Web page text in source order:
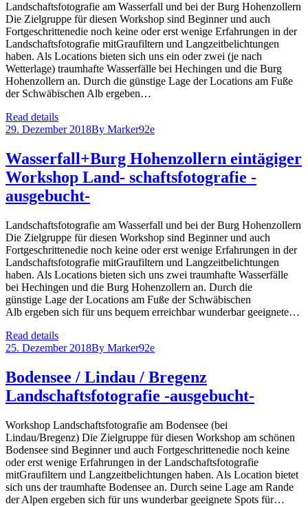
Landschaftsfotografie am Wasserfall und bei der Burg Hohenzollern
Die Zielgruppe für diesen Workshop sind Beginner und auch
Fortgeschrittenedie noch keine oder erst wenige Erfahrungen in der
Landschaftsfotografie mitGraufiltern und Langzeitbelichtungen
haben. Als Locations bieten sich uns ein oder zwei (je nach
Wetterlage) traumhafte Wasserfälle bei Hechingen und die Burg
Hohenzollern an. Durch die günstige Lage der Locations am Fuße
der Schwäbischen Alb ergeben…
Read details
29. Dezember 2018By Marker92e
Wasserfall+Burg Hohenzollern eintägiger
Workshop Land- schaftsfotografie -
ausgebucht-
Landschaftsfotografie am Wasserfall und bei der Burg Hohenzollern
Die Zielgruppe für diesen Workshop sind Beginner und auch
Fortgeschrittenedie noch keine oder erst wenige Erfahrungen in der
Landschaftsfotografie mitGraufiltern und Langzeitbelichtungen
haben. Als Locations bieten sich uns zwei traumhafte Wasserfälle
bei Hechingen und die Burg Hohenzollern an. Durch die
günstige Lage der Locations am Fuße der Schwäbischen
Alb ergeben sich für uns bequem erreichbar wunderbar geeignete…
Read details
25. Dezember 2018By Marker92e
Bodensee / Lindau / Bregenz
Landschaftsfotografie -ausgebucht-
Workshop Landschaftsfotografie am Bodensee (bei
Lindau/Bregenz) Die Zielgruppe für diesen Workshop am schönen
Bodensee sind Beginner und auch Fortgeschrittenedie noch keine
oder erst wenige Erfahrungen in der Landschaftsfotografie
mitGraufiltern und Langzeitbelichtungen haben. Als Location bietet
sich uns der traumhafte Bodensee an. Durch seine Lage am Rande
der Alpen ergeben sich für uns wunderbar geeignete Spots für…